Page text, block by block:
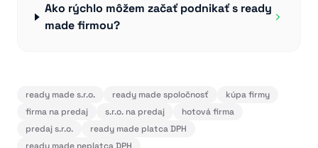
Ako rýchlo môžem začať podnikať s ready
made firmou?
ready made s.r.o. ready made spoločnosť
kúpa firmy
firma na predaj
s.r.o. na predaj
hotová firma
predaj s.r.o.
ready made platca DPH